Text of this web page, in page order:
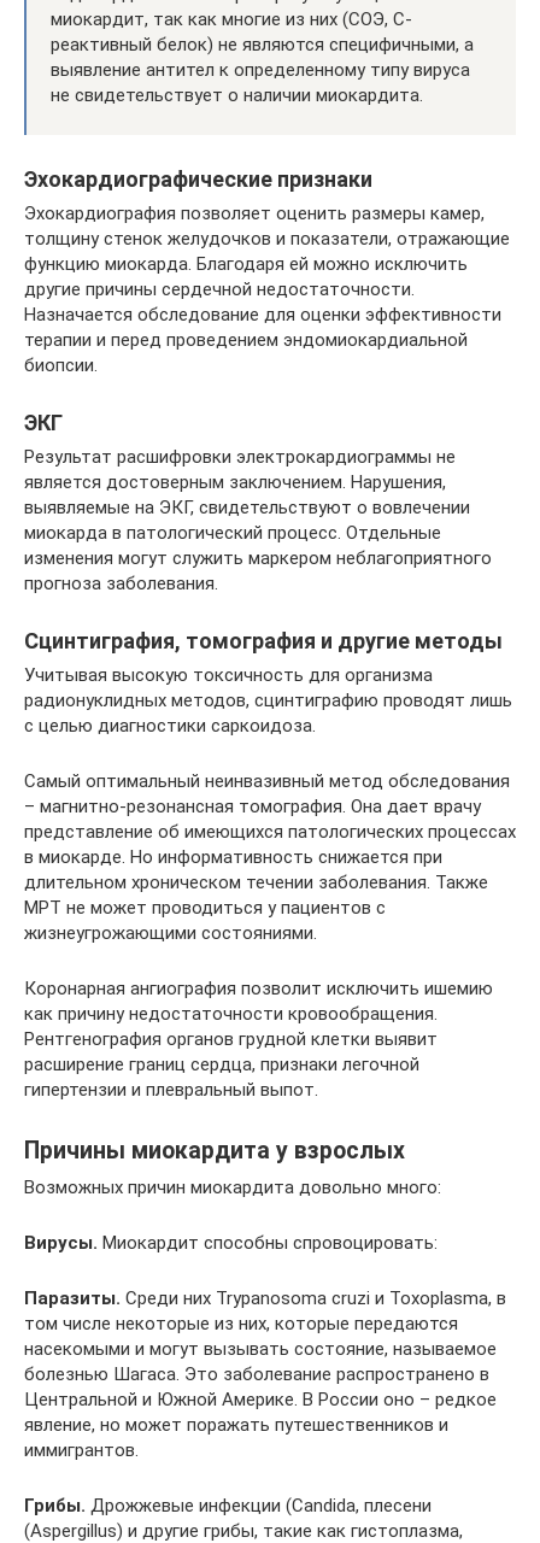
миокардит, так как многие из них (СОЭ, С-
реактивный белок) не являются специфичными, а
выявление антител к определенному типу вируса
не свидетельствует о наличии миокардита.
Эхокардиографические признаки
Эхокардиография позволяет оценить размеры камер,
толщину стенок желудочков и показатели, отражающие
функцию миокарда. Благодаря ей можно исключить
другие причины сердечной недостаточности.
Назначается обследование для оценки эффективности
терапии и перед проведением эндомиокардиальной
биопсии.
ЭКГ
Результат расшифровки электрокардиограммы не
является достоверным заключением. Нарушения,
выявляемые на ЭКГ, свидетельствуют о вовлечении
миокарда в патологический процесс. Отдельные
изменения могут служить маркером неблагоприятного
прогноза заболевания.
Сцинтиграфия, томография и другие методы
Учитывая высокую токсичность для организма
радионуклидных методов, сцинтиграфию проводят лишь
с целью диагностики саркоидоза.
Самый оптимальный неинвазивный метод обследования
– магнитно-резонансная томография. Она дает врачу
представление об имеющихся патологических процессах
в миокарде. Но информативность снижается при
длительном хроническом течении заболевания. Также
МРТ не может проводиться у пациентов с
жизнеугрожающими состояниями.
Коронарная ангиография позволит исключить ишемию
как причину недостаточности кровообращения.
Рентгенография органов грудной клетки выявит
расширение границ сердца, признаки легочной
гипертензии и плевральный выпот.
Причины миокардита у взрослых
Возможных причин миокардита довольно много:
Вирусы. Миокардит способны спровоцировать:
Паразиты. Среди них Trypanosoma cruzi и Toxoplasma, в
том числе некоторые из них, которые передаются
насекомыми и могут вызывать состояние, называемое
болезнью Шагаса. Это заболевание распространено в
Центральной и Южной Америке. В России оно – редкое
явление, но может поражать путешественников и
иммигрантов.
Грибы. Дрожжевые инфекции (Candida, плесени
(Aspergillus) и другие грибы, такие как гистоплазма,